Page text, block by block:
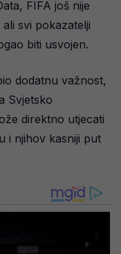
FIFA još nije
svi pokazatelji
biti usvojen.
dodatnu važnost,
Svjetsko
direktno utjecati
i njihov kasniji put